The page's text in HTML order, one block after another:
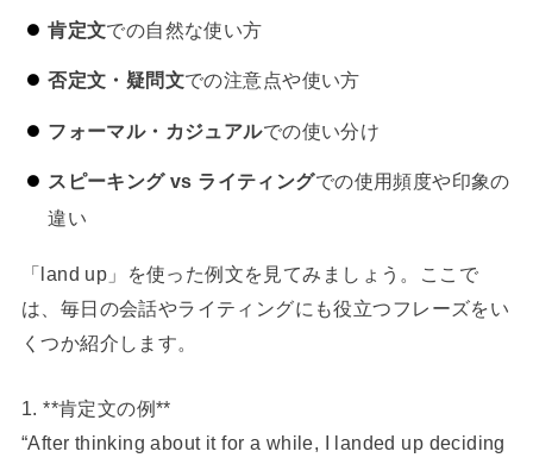
肯定文での自然な使い方
否定文・疑問文での注意点や使い方
フォーマル・カジュアルでの使い分け
スピーキング vs ライティングでの使用頻度や印象の
違い
「land up」を使った例文を見てみましょう。ここで
は、毎日の会話やライティングにも役立つフレーズをい
くつか紹介します。
1. **肯定文の例**
“After thinking about it for a while, I landed up deciding